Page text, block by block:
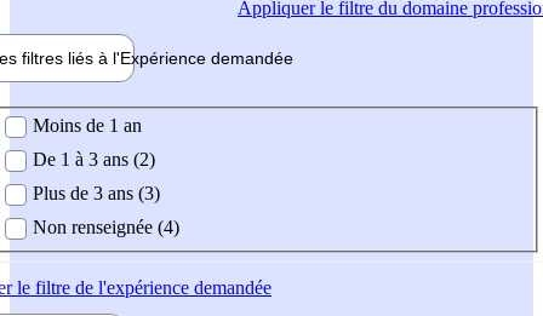
Appliquerle filtre du domaine
filtres liés à l'Expérience demandée
demandée
Moins de 1 an
De 1 à 3 ans (2)
Plus de 3 ans (3)
Non renseignée (4)
le filtre de l'expérience demandée